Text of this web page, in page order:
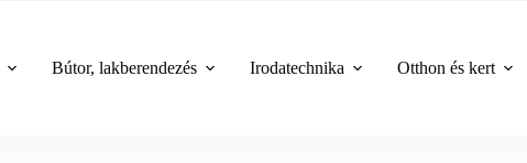
Bútor, lakberendezés Irodatechnika Otthon és kert